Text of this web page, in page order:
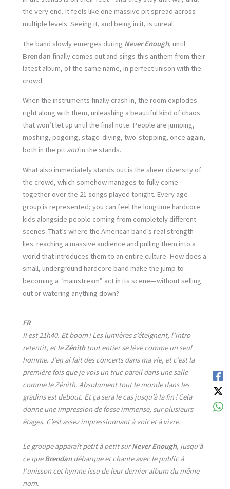
the very end. It feels like one massive pit spread across
multiple levels. Seeing it, and being in it, is unreal.
The band slowly emerges during Never Enough, until
Brendan finally comes out and sings this anthem from their
latest album, of the same name, in perfect unison with the
crowd.
When the instruments finally crash in, the room explodes
right along with them, unleashing a beautiful kind of chaos
that won’t let up until the final note. People are jumping,
moshing, pogoing, stage-diving, two-stepping, once again,
both in the pit andin the stands.
What also immediately stands out is the sheer diversity of
the crowd, which somehow manages to fully come
together over the 21 songs played tonight. Every age
group is represented; you can feel the longtime hardcore
kids alongside people coming from completely different
scenes. That’s where the American band’s real strength
lies: reaching a massive audience and pulling them into a
world that introduces them to an entire culture. How does a
small, underground hardcore band make the jump to
becoming a “mainstream” act in its scene—without selling
out or watering anything down?
FR
Il est 21h40. Et boom ! Les lumières s’éteignent, l’intro
retentit, et leZénithtout entier se lève comme un seul
homme. J’en ai fait des concerts dans ma vie, et c’est la
première fois que je vois un truc pareil dans une salle
comme le Zénith. Absolument tout le monde dans les
gradins est debout. Et ça sera le cas jusqu’à la fin ! Cela
donne une impression de fosse immense, sur plusieurs
étages. C’est assez impressionnant à voir et à vivre.
Le groupe apparaît petit à petit surNever Enough, jusqu’à
ce queBrendandébarque et chante avec le public à
l’unisson cet hymne issu de leur dernier album du même
nom.